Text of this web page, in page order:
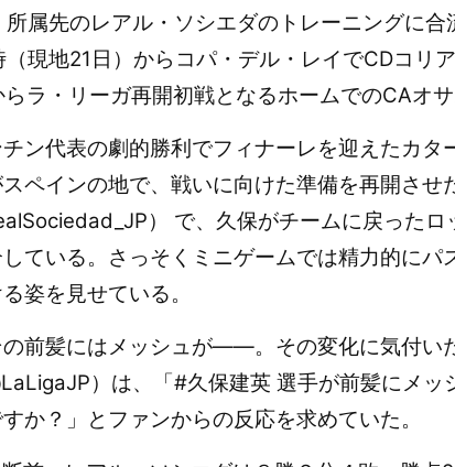
所属先のレアル・ソシエダのトレーニングに
（現地21日）からコパ・デル・レイでCDコリ
らラ・リーガ再開初戦となるホームでのCAオサ
ン代表の劇的勝利でフィナーレを迎えたカタ
ペインの地で、戦いに向けた準備を再開させ
） で、久保がチームに戻った
ている。さっそくミニゲームでは精力的にパ
姿を見せている。
前髪にはメッシュが――。その変化に気付い
）は、「#久保建英 選手が前髪にメッ
か？」とファンからの反応を求めていた。